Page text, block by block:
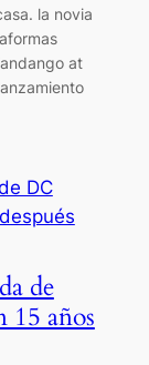
la novia
at
de
15 años